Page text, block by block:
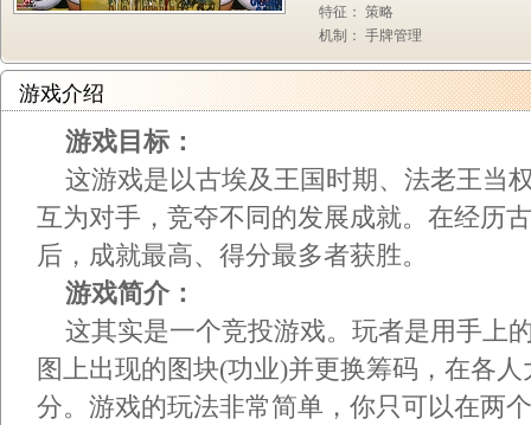
特征： 策略
机制： 手牌管理
游戏介绍
游戏目标：
这游戏是以古埃及王国时期、法老王当
互为对手，竞夺不同的发展成就。在经历
后，成就最高、得分最多者获胜。
游戏简介：
这其实是一个竞投游戏。玩者是用手上
图上出现的图块(功业)并更换筹码，在各
分。游戏的玩法非常简单，你只可以在两